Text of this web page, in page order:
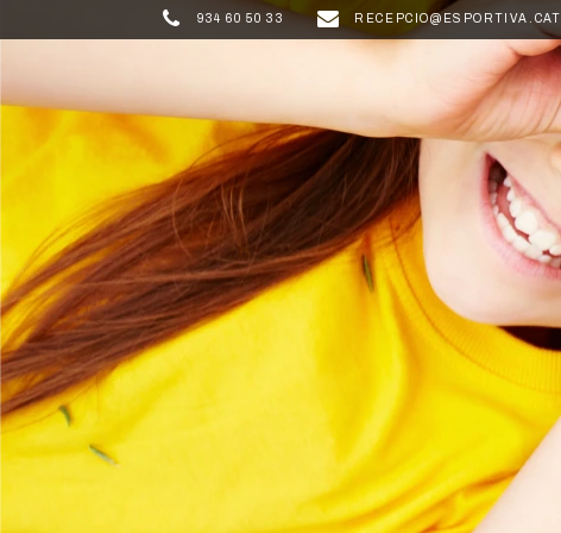
934 60 50 33 RECEPCIO@ESPORTIVA.CAT